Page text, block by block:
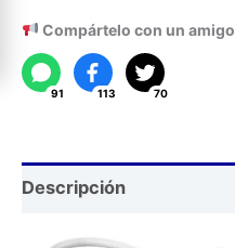
DisplayPort
a
VGA
Compártelo con un amigo
91 113 70
Descripción